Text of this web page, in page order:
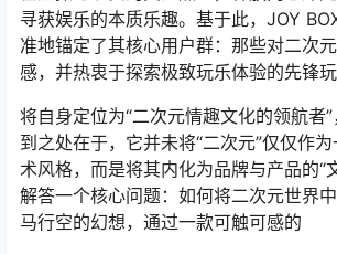
寻获娱乐的本质乐趣。基于此，JOY
准地锚定了其核心用户群：那些对二次
感，并热衷于探索极致玩乐体验的先锋玩
将自身定位为“二次元情趣文化的领航者
到之处在于，它并未将“二次元”仅仅作
术风格，而是将其内化为品牌与产品的“
解答一个核心问题：如何将二次元世界
马行空的幻想，通过一款可触可感的